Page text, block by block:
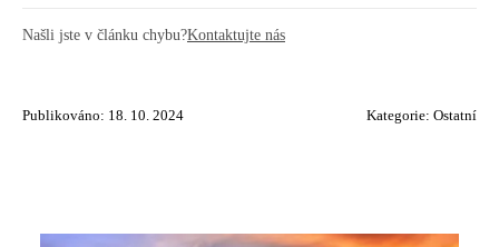
Našli jste v článku chybu?Kontaktujte nás
Publikováno: 18. 10. 2024 Kategorie: Ostatní